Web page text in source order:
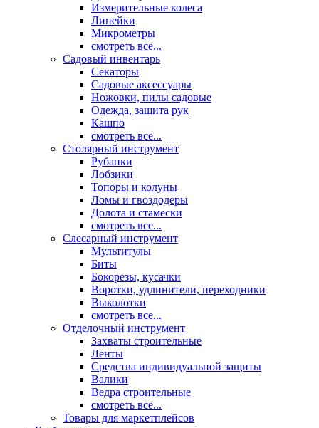
Измерительные колеса
Линейки
Микрометры
смотреть все...
Садовый инвентарь
Секаторы
Садовые аксессуары
Ножовки, пилы садовые
Одежда, защита рук
Кашпо
смотреть все...
Столярный инструмент
Рубанки
Лобзики
Топоры и колуны
Ломы и гвоздодеры
Долота и стамески
смотреть все...
Слесарный инструмент
Мультитулы
Биты
Бокорезы, кусачки
Воротки, удлинители, переходники
Выколотки
смотреть все...
Отделочный инструмент
Захваты строительные
Ленты
Средства индивидуальной защиты
Валики
Ведра строительные
смотреть все...
Товары для маркетплейсов